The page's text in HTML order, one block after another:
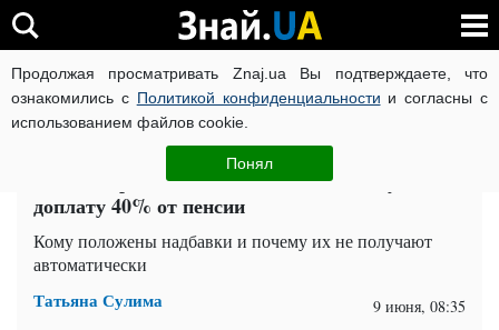
Продолжая просматривать Znaj.ua Вы подтверждаете, что
ознакомились с Политикой конфиденциальности и согласны с
использованием файлов cookie.
Понял
ВОЙНА РОССИИ ПРОТИВ УКРАИНЫ КОРОНАВИРУС В
ЧИТАТИ УКРАЇНСЬКОЮ
Пенсионеры об этом не знают: как получить
доплату 40% от пенсии
Кому положены надбавки и почему их не получают
автоматически
Татьяна Сулима 9 июня, 08:35